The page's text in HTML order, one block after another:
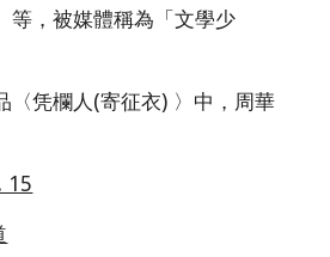
等，被媒體稱為 「文學少
〈凭欄人(寄征衣) 〉中，周華
15